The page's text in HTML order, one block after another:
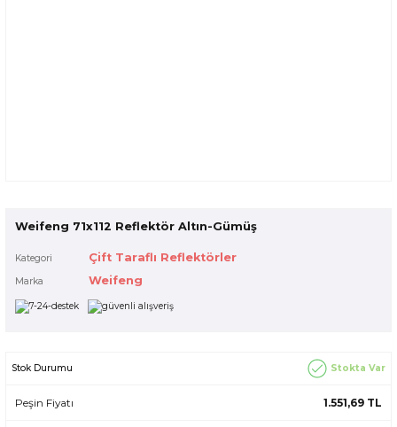
Weifeng 71x112 Reflektör Altın-Gümüş
Kategori Çift Taraflı Reflektörler
Marka Weifeng
Stok Durumu Stokta Var
Peşin Fiyatı 1.551,69 TL